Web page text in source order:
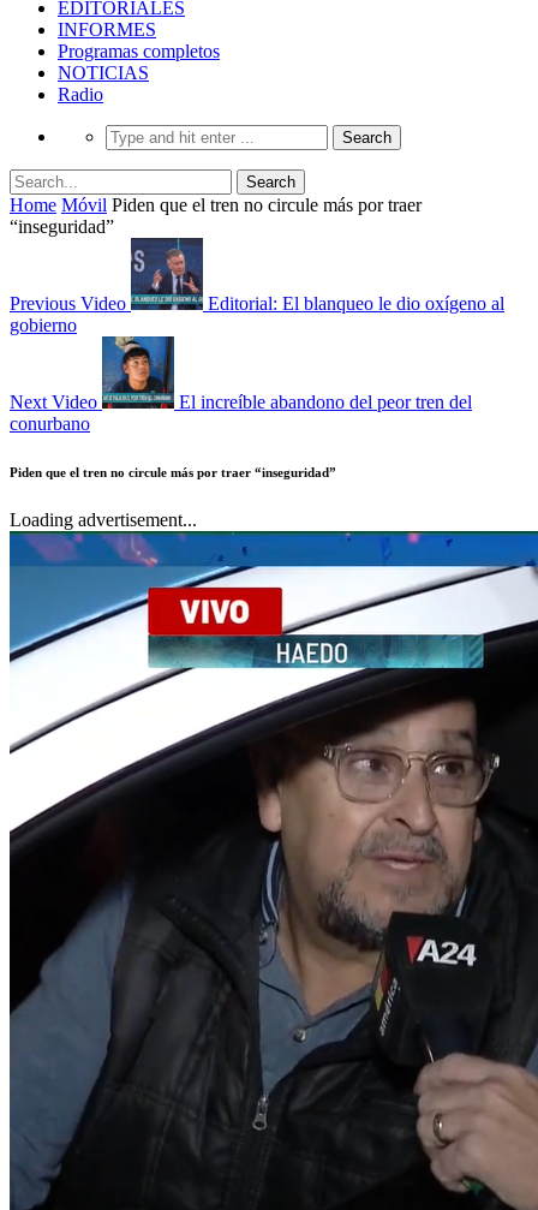
EDITORIALES
INFORMES
Programas completos
NOTICIAS
Radio
Home Móvil Piden que el tren no circule más por traer
“inseguridad”
Previous Video
Editorial: El blanqueo le dio oxígeno al
gobierno
Next Video
El increíble abandono del peor tren del
conurbano
Piden que el tren no circule más por traer “inseguridad”
Loading advertisement...